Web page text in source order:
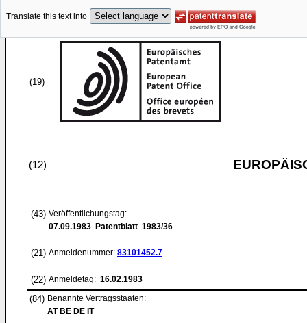
Translate this text into
(19)
(12)
(43) Veröffentlichungstag:
07.09.1983 Patentblatt 1983/36
(21) Anmeldenummer: 83101452.7
(22) Anmeldetag: 16.02.1983
(84) Benannte Vertragsstaaten:
AT BE DE IT